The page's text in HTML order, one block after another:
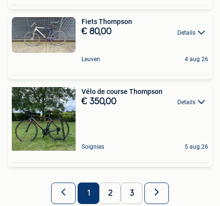
Fiets Thompson
€ 80,00 Details
Leuven 4 aug 26
Vélo de course Thompson
€ 350,00 Details
Soignies 5 aug 26
1 2 3